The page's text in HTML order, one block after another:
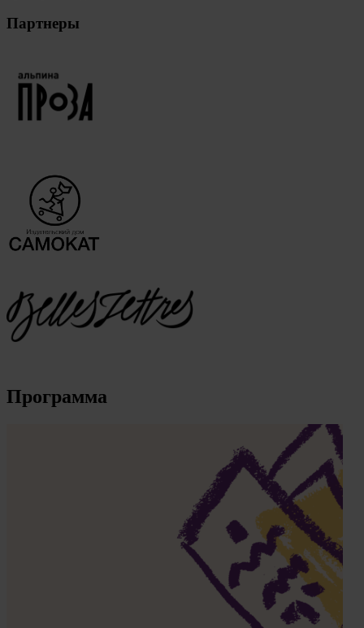
Партнеры
Программа